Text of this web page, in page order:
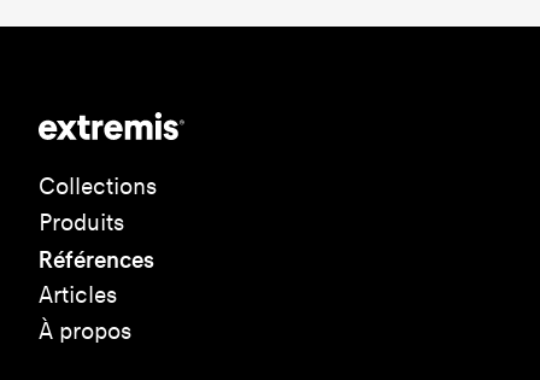
Collections
Produits
Références
Articles
À propos